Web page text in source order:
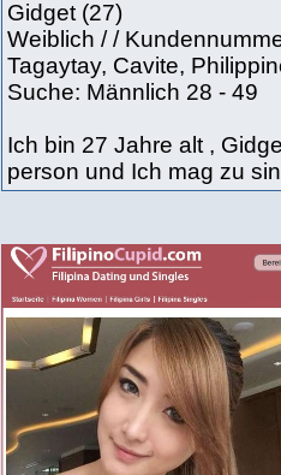
Gidget (27)
Weiblich / /
Tagaytay, Cavite,
Suche: Männlich 28 - 49
Ich bin 27 Jahre alt ,
person und Ich mag zu